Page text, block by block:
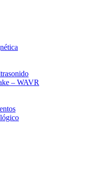
– WAVR